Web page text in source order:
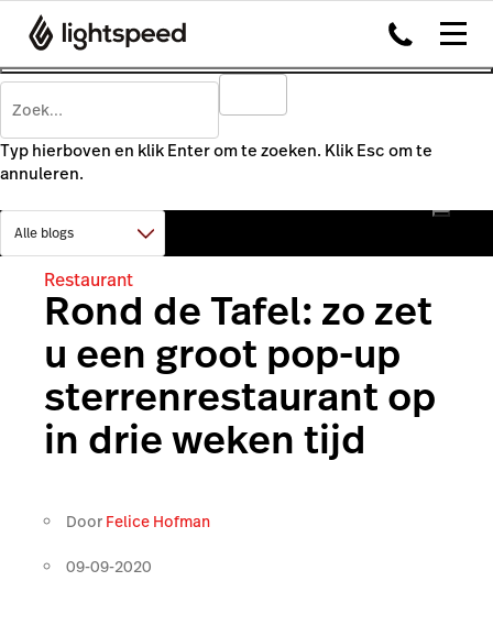
Typ hierboven en klik Enter om te zoeken. Klik Esc om te
annuleren.
Restaurant
Rond de Tafel: zo zet
u een groot pop-up
sterrenrestaurant op
in drie weken tijd
Door Felice Hofman
09-09-2020